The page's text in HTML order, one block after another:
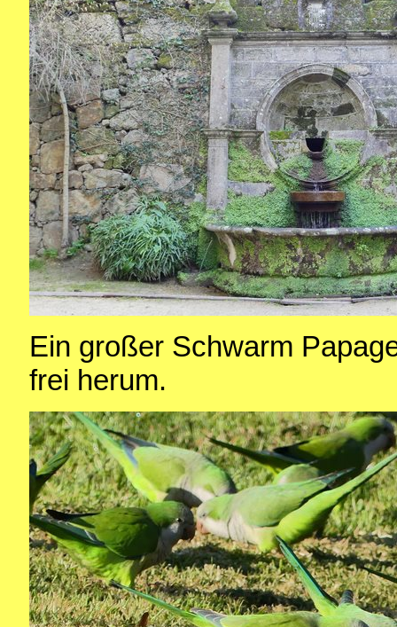
Ein großer Schwarm
frei herum.